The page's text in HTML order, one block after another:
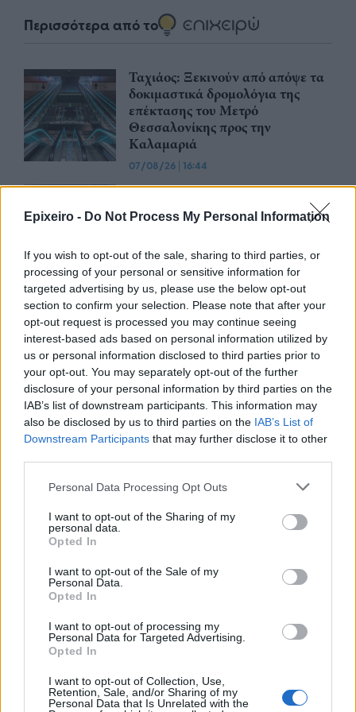
Epixeiro - Do Not Process My Personal Information
If you wish to opt-out of the sale, sharing to third parties, or
processing of your personal or sensitive information for
targeted advertising by us, please use the below opt-out
section to confirm your selection. Please note that after your
opt-out request is processed you may continue seeing
interest-based ads based on personal information utilized by
us or personal information disclosed to third parties prior to
your opt-out. You may separately opt-out of the further
disclosure of your personal information by third parties on the
IAB’s list of downstream participants. This information may
also be disclosed by us to third parties on the IAB’s List of
Downstream Participants that may further disclose it to other
Personal Data Processing Opt Outs
I want to opt-out of the Sharing of my
personal data.
Opted In
I want to opt-out of the Sale of my
Personal Data.
Opted In
I want to opt-out of processing my
Personal Data for Targeted Advertising.
Opted In
I want to opt-out of Collection, Use,
Retention, Sale, and/or Sharing of my
Personal Data that Is Unrelated with the
Περισσότερα από το
Ταχιάος: Ξεκινούν από απόψε τα
δοκιμαστικά δρομολόγια της
επέκτασης του Μετρό
Θεσσαλονίκης προς την
Καλαμαριά
07/08/26 | 16:44
Ειδικό Χωροταξικό Πλαίσιο για
τον Τουρισμό: Οι αλλαγές που
εισάγει η νέα ΚΥΑ
Υπεγράφη η σύμβαση για τα
Συστήματα Αεροναυτιλίας του
νέου Διεθνούς Αερολιμένα
Ηρακλείου Κρήτης στο Καστέλλι
07/08/26|15:16
Δημόσιο: Άκυρες από 1η
Οκτωβρίου οι εγκύκλιοι που δεν
θα αναρτώνται στις ιστοσελίδες
δρομολόγια της επέκτασης του
07/08/26|13:10
η αντικατάσταση σιδηροτροχιών
στις Γραμμές 2 και 3 - Το έργο
07/08/26|12:13